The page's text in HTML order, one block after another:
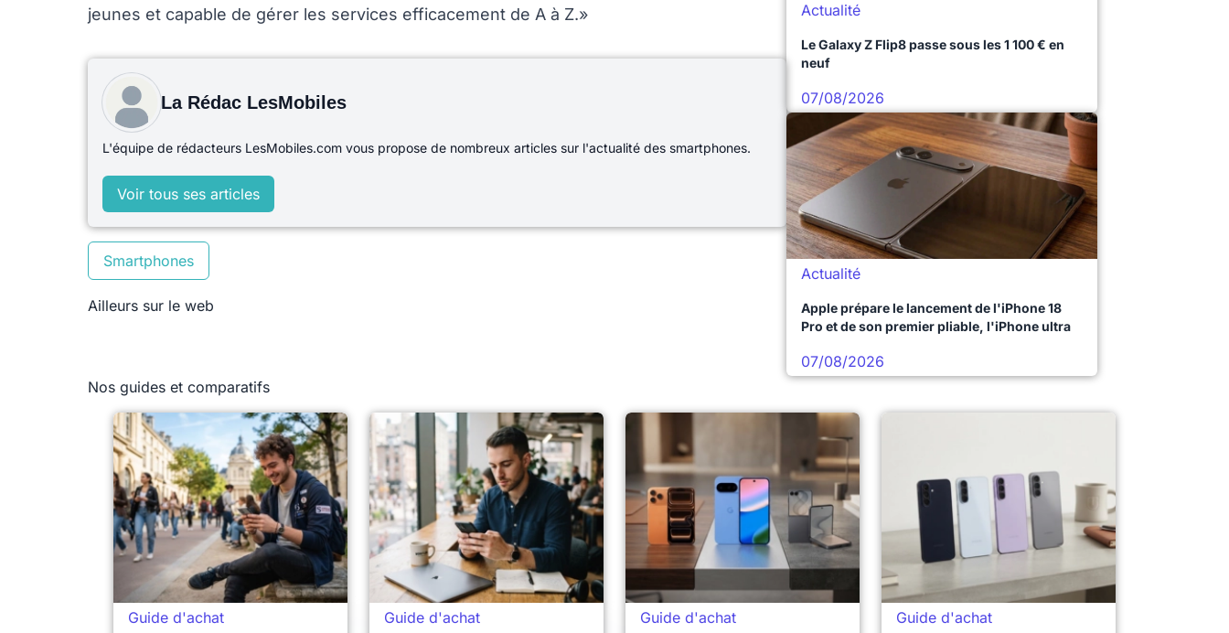
jeunes et capable de gérer les services efficacement de A à Z.»
La Rédac LesMobiles
L'équipe de rédacteurs LesMobiles.com vous propose de nombreux articles sur l'actualité des smartphones.
Voir tous ses articles
Smartphones
Ailleurs sur le web
Actualité
Le Galaxy Z Flip8 passe sous les 1 100 € en
neuf
07/08/2026
Actualité
Apple prépare le lancement de l'iPhone 18
Pro et de son premier pliable, l'iPhone ultra
07/08/2026
Nos guides et comparatifs
Guide d'achat Guide d'achat Guide d'achat Guide d'achat